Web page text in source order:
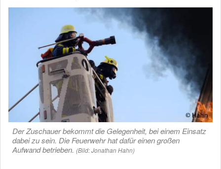
Der Zuschauer bekommt die Gelegenheit, bei einem Einsatz
dabei zu sein. Die Feuerwehr hat dafür einen großen
Aufwand betrieben. (Bild: Jonathan Hahn)